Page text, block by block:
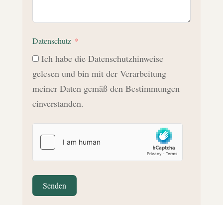
Datenschutz
Ich habe die Datenschutzhinweise
gelesen und bin mit der Verarbeitung
meiner Daten gemäß den Bestimmungen
einverstanden.
Senden